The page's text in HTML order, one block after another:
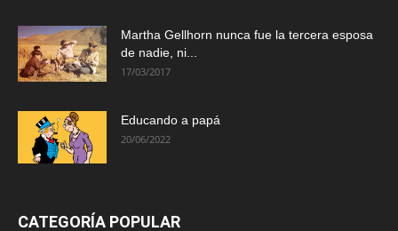
Martha Gellhorn nunca fue la tercera esposa
de nadie, ni...
17/03/2017
Educando a papá
20/06/2022
CATEGORÍA POPULAR